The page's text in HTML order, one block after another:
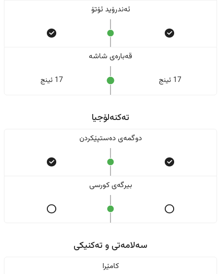
ئەندرۆید ئۆتۆ
قەبارەی شاشە
17 ئینج 17 ئینج
تەکنەلۆجیا
دوگمەی دەستپێکردن
بیرگەی کورسی
سەلامەتی و تەکنیکی
کامێرا